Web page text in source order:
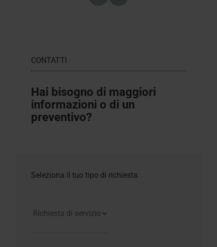
CONTATTI
Hai bisogno di maggiori
informazioni o di un
preventivo?
Seleziona il tuo tipo di richiesta: